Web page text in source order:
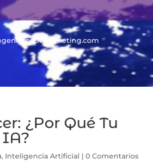
¿Por Qué Tu
, Inteligencia Artificial |0 Comentarios